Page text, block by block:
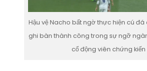
Hậu vệ Nacho bất ngờ thực hiện cú
ghi bàn thành công trong sự ngỡ
cổ động viên chứng kiến